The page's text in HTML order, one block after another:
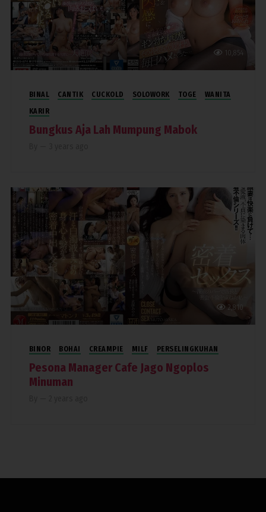
10,854
BINAL CANTIK CUCKOLD SOLOWORK TOGE
WANITA
KARIR
Bungkus Aja Lah Mumpung Mabok
2,810
BINOR BOHAI CREAMPIE MILF PERSELINGKUHAN
Pesona Manager Cafe Jago Ngoplos
Minuman